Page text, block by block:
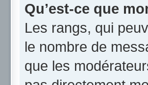
Qu’est-ce que
Les rangs, qui
le nombre de
que les